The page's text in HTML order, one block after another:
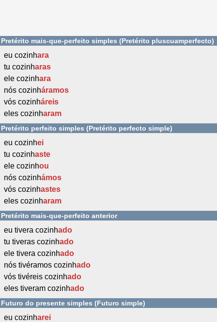
Pretérito mais-que-perfeito simples (Pretérito pluscuamperfecto)
eu cozinhara
tu cozinharas
ele cozinhara
nós cozinháramos
vós cozinháreis
eles cozinharam
Pretérito perfeito simples (Pretérito perfecto simple)
eu cozinhei
tu cozinhaste
ele cozinhou
nós cozinhámos
vós cozinhastes
eles cozinharam
Pretérito mais-que-perfeito anterior
eu tivera cozinhado
tu tiveras cozinhado
ele tivera cozinhado
nós tivéramos cozinhado
vós tivéreis cozinhado
eles tiveram cozinhado
Futuro do presente simples (Futuro simple)
eu cozinharei